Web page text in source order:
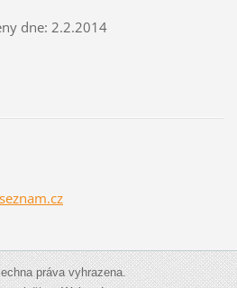
dne: 2.2.2014
práva vyhrazena.